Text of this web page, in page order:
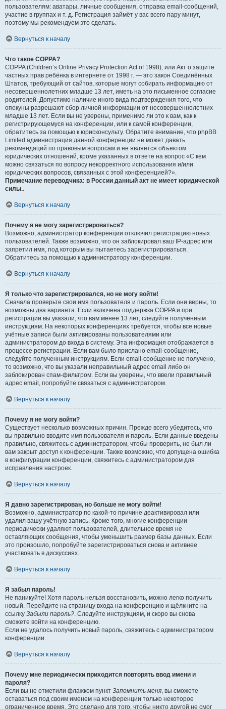
пользователям: аватары, личные сообщения, отправка email-сообщений,
участие в группах и т. д. Регистрация займёт у вас всего пару минут,
поэтому мы рекомендуем это сделать.
Вернуться к началу
Что такое COPPA?
COPPA (Children’s Online Privacy Protection Act of 1998), или Акт о защите
частных прав ребёнка в интернете от 1998 г. — это закон Соединённых
Штатов, требующий от сайтов, которые могут собирать информацию от
несовершеннолетних младше 13 лет, иметь на это письменное согласие
родителей. Допустимо наличие иного вида подтверждения того, что
опекуны разрешают сбор личной информации от несовершеннолетних
младше 13 лет. Если вы не уверены, применимо ли это к вам, как к
регистрирующемуся на конференции, или к самой конференции,
обратитесь за помощью к юрисконсульту. Обратите внимание, что phpBB
Limited администрация данной конференции не может давать
рекомендаций по правовым вопросам и не является объектом
юридических отношений, кроме указанных в ответе на вопрос «С кем
можно связаться по вопросу некорректного использования и/или
юридических вопросов, связанных с этой конференцией?».
Примечание переводчика: в России данный акт не имеет юридической
силы..
Вернуться к началу
Почему я не могу зарегистрироваться?
Возможно, администратор конференции отключил регистрацию новых
пользователей. Также возможно, что он заблокировал ваш IP-адрес или
запретил имя, под которым вы пытаетесь зарегистрироваться.
Обратитесь за помощью к администратору конференции.
Вернуться к началу
Я только что зарегистрировался, но не могу войти!
Сначала проверьте свои имя пользователя и пароль. Если они верны, то
возможны два варианта. Если включена поддержка COPPA и при
регистрации вы указали, что вам менее 13 лет, следуйте полученным
инструкциям. На некоторых конференциях требуется, чтобы все новые
учётные записи были активированы пользователями или
администратором до входа в систему. Эта информация отображается в
процессе регистрации. Если вам было прислано email-сообщение,
следуйте полученным инструкциям. Если email-сообщение не получено,
то возможно, что вы указали неправильный адрес email либо он
заблокирован спам-фильтром. Если вы уверены, что ввели правильный
адрес email, попробуйте связаться с администратором.
Вернуться к началу
Почему я не могу войти?
Существует несколько возможных причин. Прежде всего убедитесь, что
вы правильно вводите имя пользователя и пароль. Если данные введены
правильно, свяжитесь с администратором, чтобы проверить, не был ли
вам закрыт доступ к конференции. Также возможно, что допущена ошибка
в конфигурации конференции, свяжитесь с администратором для
исправления настроек.
Вернуться к началу
Я давно зарегистрирован, но больше не могу войти!
Возможно, администратор по какой-то причине деактивировал или
удалил вашу учётную запись. Кроме того, многие конференции
периодически удаляют пользователей, длительное время не
оставляющих сообщения, чтобы уменьшить размер базы данных. Если
это произошло, попробуйте зарегистрироваться снова и активнее
участвовать в дискуссиях.
Вернуться к началу
Я забыл пароль!
Не паникуйте! Хотя пароль нельзя восстановить, можно легко получить
новый. Перейдите на страницу входа на конференцию и щёлкните на
ссылку Забыли пароль?. Следуйте инструкциям, и скоро вы снова
сможете войти на конференцию.
Если не удалось получить новый пароль, свяжитесь с администратором
конференции.
Вернуться к началу
Почему мне периодически приходится повторять ввод имени и
пароля?
Если вы не отметили флажком пункт Запомнить меня, вы сможете
оставаться под своим именем на конференции только некоторое
ограниченное время. Это сделано для того, чтобы никто другой не смог